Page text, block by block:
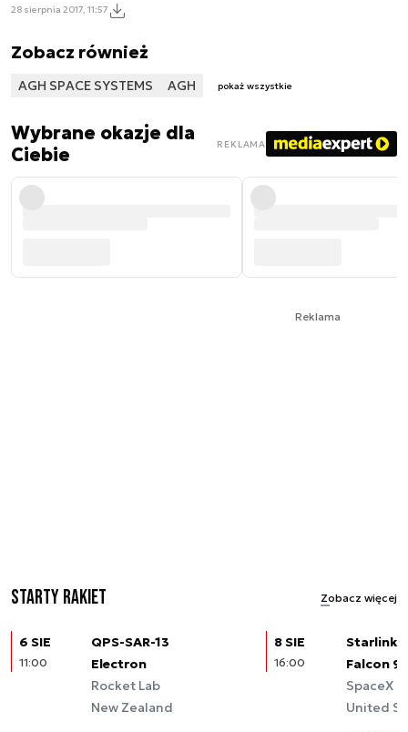
28 sierpnia 2017, 11:57
Zobacz również
AGH SPACE SYSTEMS AGH pokaż wszystkie
Wybrane okazje dla
Ciebie
REKLAMA
Reklama
Starty rakiet Zobacz więcej
6 SIE
11:00
QPS-SAR-13
Electron
Rocket Lab
New Zealand
8 SIE
16:00
Starlink
Falcon 9
SpaceX
United